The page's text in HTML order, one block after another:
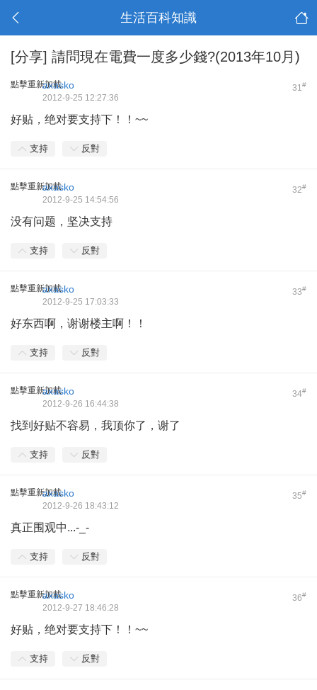
生活百科知識
[分享] 請問現在電費一度多少錢?(2013年10月)
點擊重新加載 31#
axasko
2012-9-25 12:27:36
好贴，绝对要支持下！！~~
支持 反對
點擊重新加載 32#
axasko
2012-9-25 14:54:56
没有问题，坚决支持
支持 反對
點擊重新加載 33#
axasko
2012-9-25 17:03:33
好东西啊，谢谢楼主啊！！
支持 反對
點擊重新加載 34#
axasko
2012-9-26 16:44:38
找到好贴不容易，我顶你了，谢了
支持 反對
點擊重新加載 35#
axasko
2012-9-26 18:43:12
真正围观中...-_-
支持 反對
點擊重新加載 36#
axasko
2012-9-27 18:46:28
好贴，绝对要支持下！！~~
支持 反對